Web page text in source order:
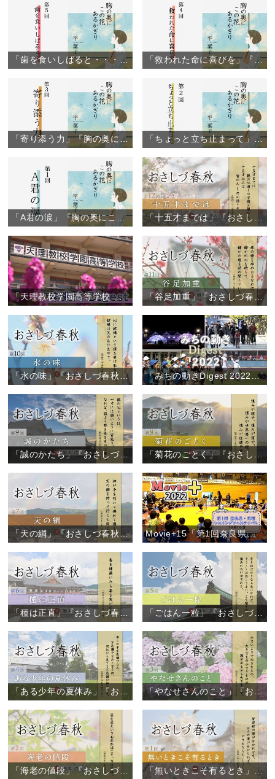
「歯を食いしばると・・・」『胸の奥にこの花あるかぎり』（5） 「救われた命に喜びを」『胸の奥にこの花あるかぎり』（4）
「寄り添う力」『胸の奥にこの花あるかぎり』（3） 「ちょっと立ち止まって」『胸の奥にこの花あるかぎり』（2）
「A君の涙」『胸の奥にこの花あるかぎり』（1） 「十五才までは」『おさしづ春秋』（12）
「天理教校学園高等学校 卒業式」 「谷足加重」『おさしづ春秋』（11）
「水の味」『おさしづ春秋』（10） 「みちの動きDigest 2022」（2022年12月27日）
「誠のかたち」『おさしづ春秋』（9） 「菊花のごとく」『おさしづ春秋』（8）
「天の綱」『おさしづ春秋』（7） Movie+15「第1回奈良県・天理レスリングフェスティバル」
「ごはん一粒」『おさしづ春秋』（5）
「ある少年の夏休み」『おさしづ春秋』（4） 「やなせさんのこと」『おさしづ春秋』（3）
「海老の値段」『おさしづ春秋』（2） 「無いときこそ有るとき」『おさしづ春秋』（1）